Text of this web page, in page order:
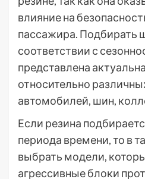
влияние на
пассажира. Подбирать
соответствии с
представлена
относительно
автомобилей, шин,
Если резина
периода времени, то в
выбрать модели,
агрессивные блоки